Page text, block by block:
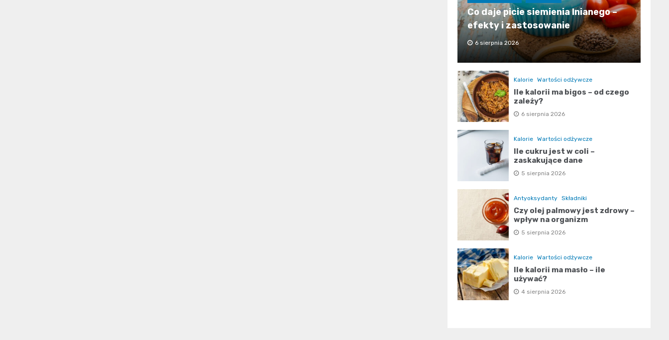
Co daje picie siemienia lnianego –
efekty i zastosowanie
6 sierpnia 2026
Kalorie Wartości odżywcze
Ile kalorii ma bigos – od czego
zależy?
6 sierpnia 2026
Kalorie Wartości odżywcze
Ile cukru jest w coli –
zaskakujące dane
5 sierpnia 2026
Antyoksydanty Składniki
Czy olej palmowy jest zdrowy –
wpływ na organizm
5 sierpnia 2026
Kalorie Wartości odżywcze
Ile kalorii ma masło – ile
używać?
4 sierpnia 2026